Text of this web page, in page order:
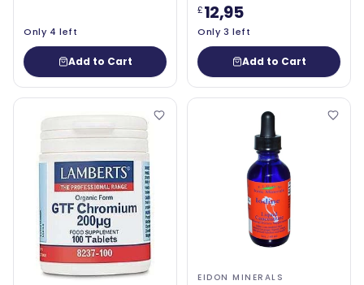
Only 4 left
Add to Cart
£12,95
Only 3 left
Add to Cart
EIDON MINERALS